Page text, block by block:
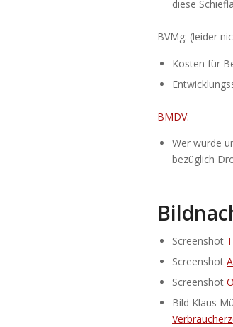
diese
BVMg: (leider
Kosten für
BMDV:
Wer wurde
bezüglich
Screenshot
Screenshot
Screenshot
Bild Klaus